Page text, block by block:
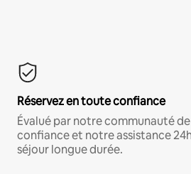
Réservez en toute confiance
Évalué par notre communauté
confiance et notre assistance
séjour longue durée.